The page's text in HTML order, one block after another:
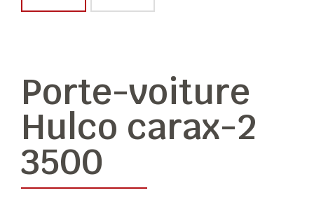
Porte-voiture
Hulco carax-2
3500